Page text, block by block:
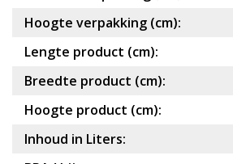
Hoogte verpakking (cm):
Lengte product (cm):
Breedte product (cm):
Hoogte product (cm):
Inhoud in Liters: